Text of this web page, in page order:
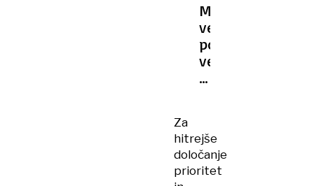
Močan
veter
poškodoval
več
sto
za
odpravljanje
posledic
Za
hitrejše
določanje
prioritet